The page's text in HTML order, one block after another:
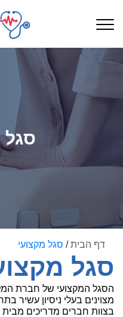
סגל
דף הבית/ סגל מקצועי
סגל
הסגל המקצועי של חברת
מצוינים בעלי ניסיון עשיר
בצוות חברים מדריכים